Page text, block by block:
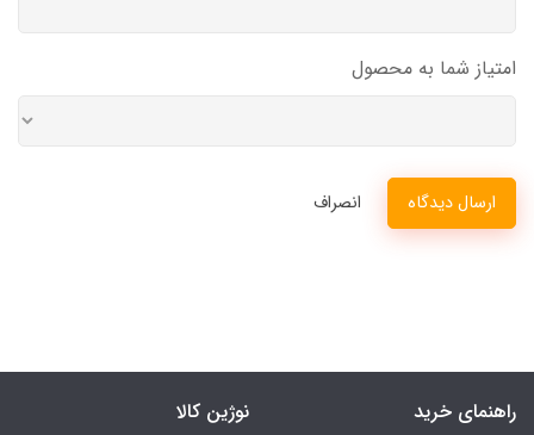
امتیاز شما به محصول
ارسال دیدگاه انصراف
راهنمای خرید نوژین کالا